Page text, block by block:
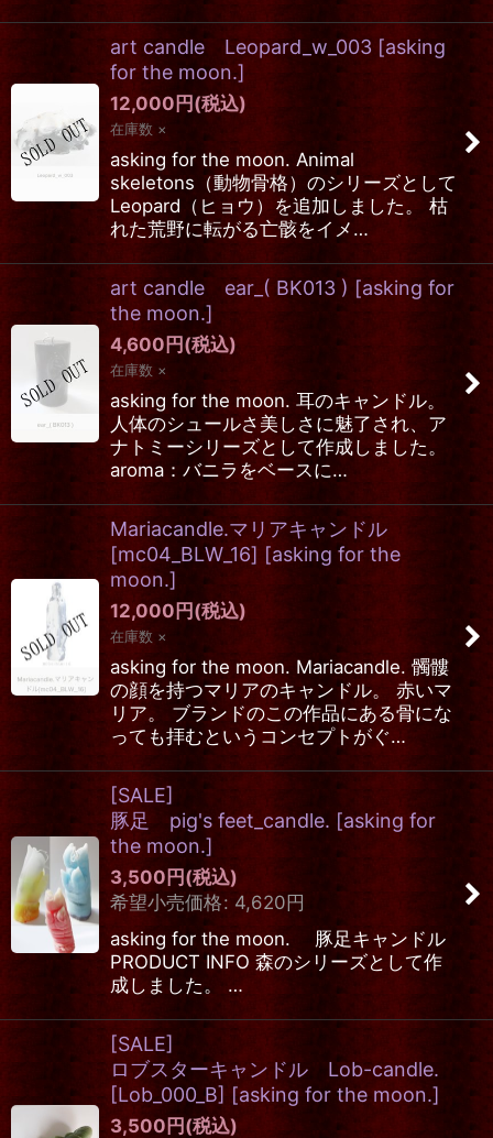
art candle Leopard_w_003 [asking
for the moon.]
12,000円(税込)
在庫数 ×
asking for the moon. Animal
skeletons（動物骨格）のシリーズとして
Leopard（ヒョウ）を追加しました。 枯
れた荒野に転がる亡骸をイメ…
art candle ear_( BK013 ) [asking for
the moon.]
4,600円(税込)
在庫数 ×
asking for the moon. 耳のキャンドル。
人体のシュールさ美しさに魅了され、ア
ナトミーシリーズとして作成しました。
aroma：バニラをベースに…
Mariacandle.マリアキャンドル
[mc04_BLW_16] [asking for the
moon.]
12,000円(税込)
在庫数 ×
asking for the moon. Mariacandle. 髑髏
の顔を持つマリアのキャンドル。 赤いマ
リア。 ブランドのこの作品にある骨にな
っても拝むというコンセプトがぐ…
[SALE]
豚足 pig's feet_candle. [asking for
the moon.]
3,500円(税込)
希望小売価格: 4,620円
asking for the moon. 豚足キャンドル
PRODUCT INFO 森のシリーズとして作
成しました。 …
[SALE]
ロブスターキャンドル Lob-candle.
[Lob_000_B] [asking for the moon.]
3,500円(税込)